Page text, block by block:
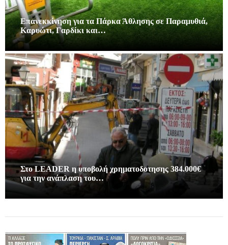
Επανεκκίνηση για τα Πάρκα Άθλησης σε Παραμυθιά,
Καρυώτι, Γαρδίκι και…
Στο LEADER η υποβολή χρηματοδοτησης 384.000€
για την ανάπλαση του…